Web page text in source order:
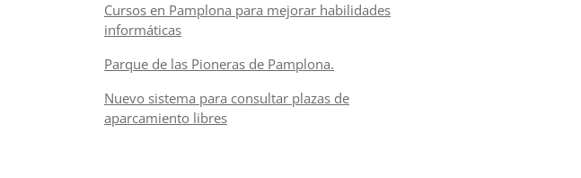
Cursos en Pamplona para mejorar habilidades
informáticas
Parque de las Pioneras de Pamplona.
Nuevo sistema para consultar plazas de
aparcamiento libres